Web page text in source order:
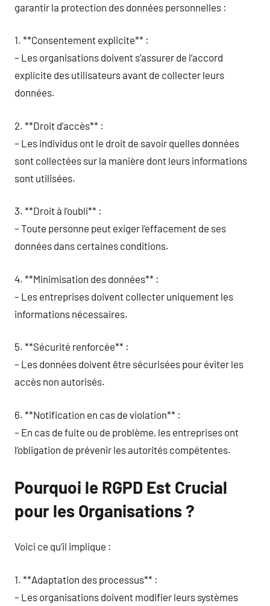
garantir la protection des données personnelles :
1. **Consentement explicite** :
– Les organisations doivent s’assurer de l’accord
explicite des utilisateurs avant de collecter leurs
données.
2. **Droit d’accès** :
– Les individus ont le droit de savoir quelles données
sont collectées sur la manière dont leurs informations
sont utilisées.
3. **Droit à l’oubli** :
– Toute personne peut exiger l’effacement de ses
données dans certaines conditions.
4. **Minimisation des données** :
– Les entreprises doivent collecter uniquement les
informations nécessaires.
5. **Sécurité renforcée** :
– Les données doivent être sécurisées pour éviter les
accès non autorisés.
6. **Notification en cas de violation** :
– En cas de fuite ou de problème, les entreprises ont
l’obligation de prévenir les autorités compétentes.
Pourquoi le RGPD Est Crucial
pour les Organisations ?
Voici ce qu’il implique :
1. **Adaptation des processus** :
– Les organisations doivent modifier leurs systèmes